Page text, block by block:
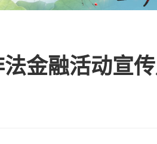
金融活动宣